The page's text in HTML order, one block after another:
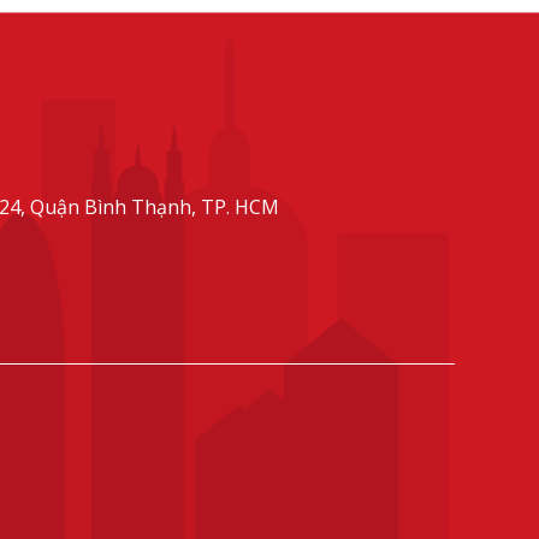
Quận Bình Thạnh, TP. HCM